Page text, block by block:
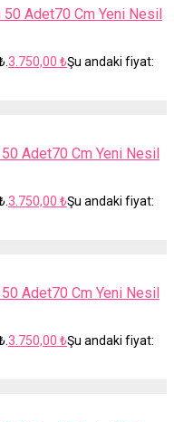
Adet70 Cm Yeni Nesil
3.750,00 ₺Şu andaki fiyat:
Adet70 Cm Yeni Nesil
3.750,00 ₺Şu andaki fiyat:
Adet70 Cm Yeni Nesil
3.750,00 ₺Şu andaki fiyat: